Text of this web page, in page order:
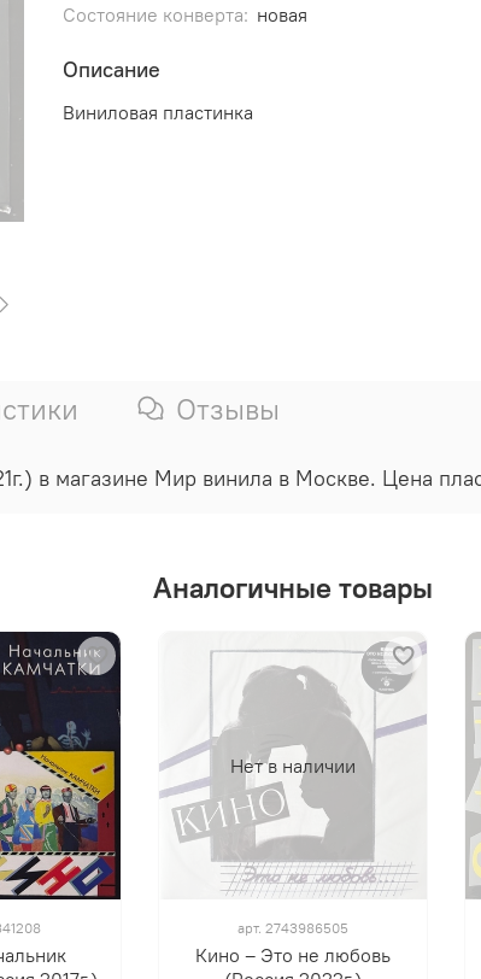
Состояние конверта: новая
Описание
Виниловая пластинка
Отзывы
в магазине Мир винила в Москве. Цена
Аналогичные товары
Нет в наличии
арт. 2743986505
Кино – Это не любовь